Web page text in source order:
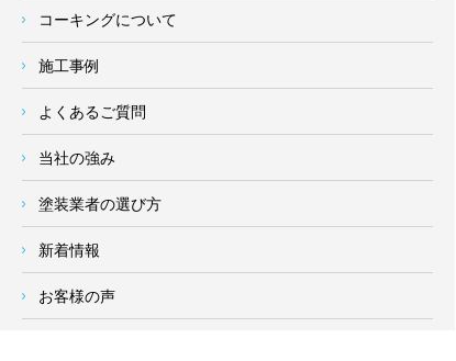
コーキングについて
施工事例
よくあるご質問
当社の強み
塗装業者の選び方
新着情報
お客様の声